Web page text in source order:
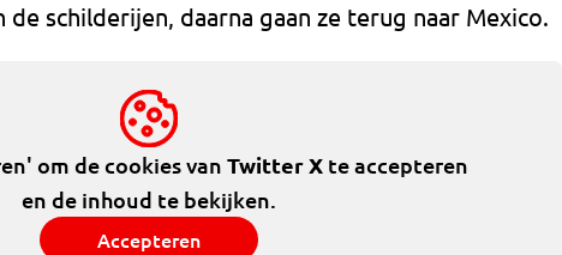
schilderijen, daarna gaan ze terug naar Mexico.
om de cookies van Twitter Xte accepteren
en de inhoud te bekijken.
Accepteren